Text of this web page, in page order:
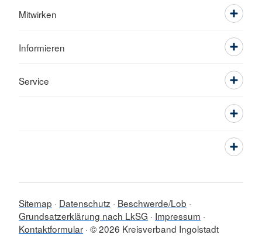
Mitwirken
Informieren
Service
Sitemap Datenschutz
Beschwerde/Lob
Grundsatzerklärung nach LkSG
Impressum
Kontaktformular © 2026 Kreisverband Ingolstadt